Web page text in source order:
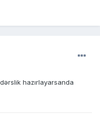
hazırlayarsanda